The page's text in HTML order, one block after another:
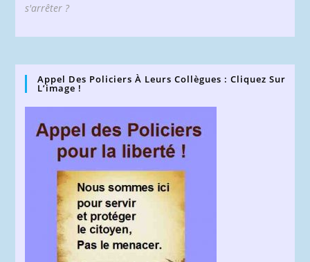
s'arrêter ?
Appel Des Policiers À Leurs Collègues : Cliquez Sur
L’image !